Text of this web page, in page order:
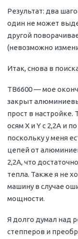
Результат: два
один не может
другой
(невозможно
Итак, снова в
TB6600 — мое
закрыт
прост в
осям X и Y с 2,2А и
поскольку у меня
цепей от
2,2А, что
тепла. Также я не
машину в случае
мощности.
Я долго думал над
степперов и